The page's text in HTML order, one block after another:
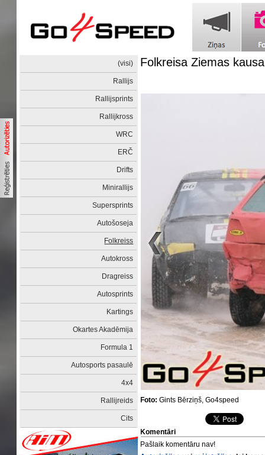
(visi)
Rallijs
Rallijsprints
Rallijkross
WRC
ERČ
Drifts
Minirallijs
Supersprints
Autošoseja
Folkreiss
Autokross
Dragreiss
Autosprints
Kartings
Okartes Akadēmija
Formula 1
Autosports pasaulē
4x4
Rallijreids
Cits
Folkreisa Ziemas
Foto: Gints Bērziņš, Go4speed
Komentāri
Pašlaik komentāru nav!